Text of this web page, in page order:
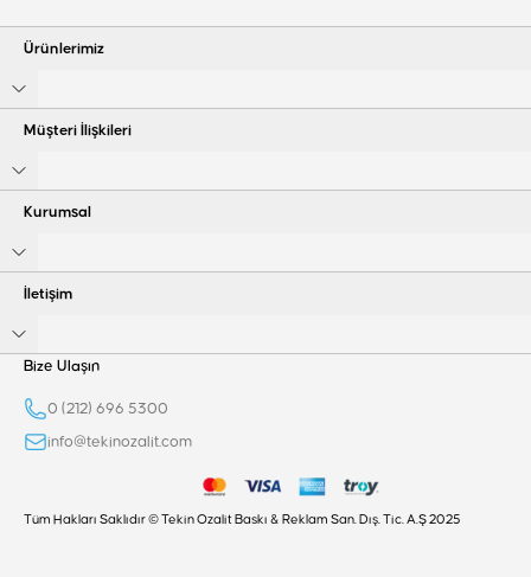
Ürünlerimiz
Müşteri İlişkileri
Kurumsal
İletişim
Bize Ulaşın
0 (212) 696 5300
info@tekinozalit.com
Tüm Hakları Saklıdır © Tekin Ozalit Baskı & Reklam San. Dış. Tic. A.Ş 2025